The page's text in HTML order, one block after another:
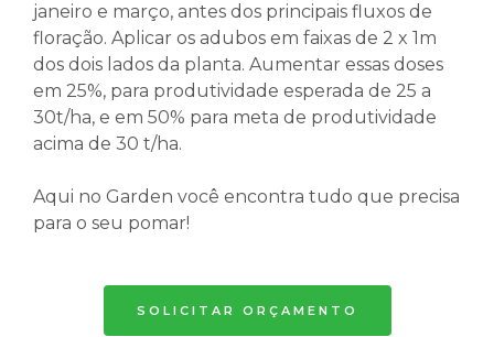
janeiro e março, antes dos principais fluxos de
floração. Aplicar os adubos em faixas de 2 x 1m
dos dois lados da planta. Aumentar essas doses
em 25%, para produtividade esperada de 25 a
30t/ha, e em 50% para meta de produtividade
acima de 30 t/ha.
Aqui no Garden você encontra tudo que precisa
para o seu pomar!
SOLICITAR ORÇAMENTO